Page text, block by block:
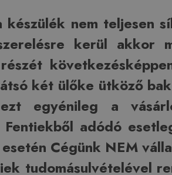
nem teljesen
kerül akkor
két ülőke ütköző
egyénileg a
Fentiekből adódó
Cégünk NEM
tudomásulvételével